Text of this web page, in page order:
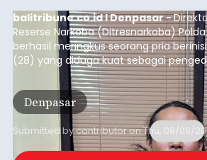
balitribune.co.id I Denpasar -
Reserse Narkoba (Ditresnarkoba) Polda
berhasil meringkus seorang pria
(28) yang diduga kuat sebagai
narkotika jenis sabu. Penangkapan ini
dua lokasi berbeda di wilayah
Badung pada Selasa (4/8/2026)
Denpasar
Submitted bycontributoronThu, 08/06/